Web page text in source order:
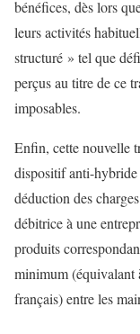
bénéfices, dès lors
leurs activités
structuré » tel que
perçus au titre de ce
imposables.
Enfin, cette nouvelle
dispositif anti-
déduction des
débitrice à une
produits
minimum (équivalant
français) entre les